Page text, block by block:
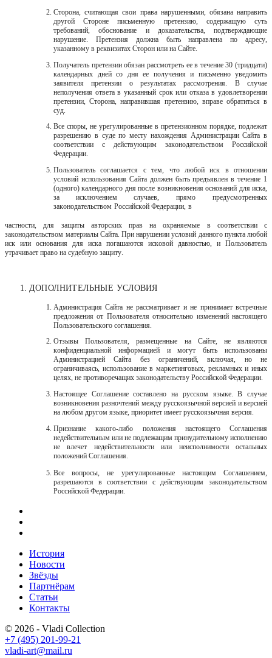
Сторона, считающая свои права нарушенными, обязана направить
другой Стороне письменную претензию, содержащую суть
требований, обоснование и доказательства, подтверждающие
нарушение. Претензия должна быть направлена по адресу,
указанному в реквизитах Сторон или на Сайте.
Получатель претензии обязан рассмотреть ее в течение 30 (тридцати)
календарных дней со дня ее получения и письменно уведомить
заявителя претензии о результатах рассмотрения. В случае
неполучения ответа в указанный срок или отказа в удовлетворении
претензии, Сторона, направившая претензию, вправе обратиться в
суд.
Все споры, не урегулированные в претензионном порядке, подлежат
разрешению в суде по месту нахождения Администрации Сайта в
соответствии
с действующим законодательством Российской
Федерации.
Пользователь соглашается с тем, что любой иск в отношении
условий использования Сайта должен быть предъявлен в течение 1
(одного) календарного дня после возникновения оснований для иска,
за исключением случаев,
прямо
предусмотренных
законодательством Российской Федерации, в
частности, для защиты авторских прав на охраняемые в соответствии с
законодательством материалы Сайта. При нарушении условий данного пункта любой
иск или основания для иска погашаются исковой давностью, и Пользователь
утрачивает право на судебную защиту.
ДОПОЛНИТЕЛЬНЫЕ УСЛОВИЯ
Администрация Сайта не рассматривает и не принимает встречные
предложения от Пользователя относительно изменений настоящего
Пользовательского соглашения.
Отзывы Пользователя, размещенные на Сайте, не являются
конфиденциальной информацией и могут быть использованы
Администрацией Сайта без ограничений, включая, но не
ограничиваясь, использование в маркетинговых, рекламных и иных
целях, не противоречащих законодательству Российской Федерации.
Настоящее Соглашение составлено на русском языке. В случае
возникновения разночтений между русскоязычной версией и версией
на любом другом языке, приоритет имеет русскоязычная версия.
Признание какого-либо положения настоящего Соглашения
недействительным или не подлежащим принудительному исполнению
не влечет недействительности или неисполнимости остальных
положений Соглашения.
Все
вопросы, не урегулированные настоящим
Соглашением,
разрешаются
в соответствии с действующим законодательством
Российской Федерации.
История
Новости
Звёзды
Партнёрам
Статьи
Контакты
© 2026 - Vladi Collection
+7 (495) 201-99-21
vladi-art@mail.ru